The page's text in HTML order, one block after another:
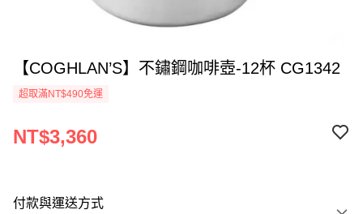
【COGHLAN’S】不鏽鋼咖啡壺-12杯 CG1342
超取滿NT$490免運
NT$3,360
付款與運送方式